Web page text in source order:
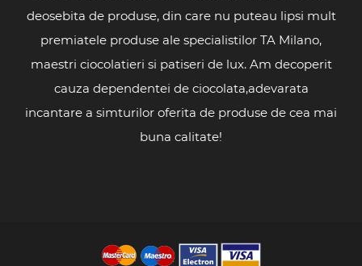
deosebita de produse, din care nu puteau lipsi mult
premiatele produse ale specialistilor TA Milano,
maestri ciocolatieri si patiseri de lux. Am decoperit
cauza dependentei de ciocolata,adevarata
incantare a simturilor oferita de produse de cea mai
buna calitate!